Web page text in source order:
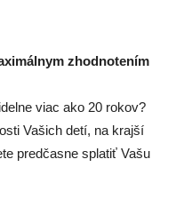
zhodnotením
viac ako 20 rokov?
Vašich detí, na krajší
predčasne splatiť Vašu